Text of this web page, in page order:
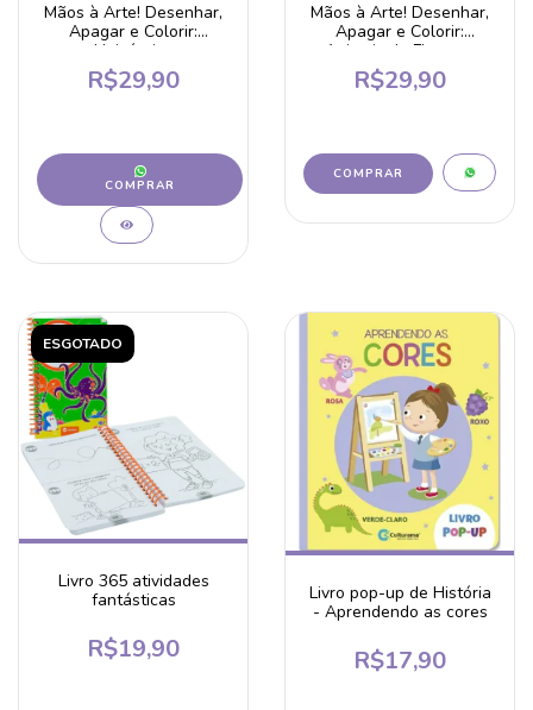
Mãos à Arte! Desenhar,
Apagar e Colorir:
Unicórnios
R$29,90
COMPRAR
Mãos à Arte! Desenhar,
Apagar e Colorir:
Animais da Floresta
R$29,90
ESGOTADO
Livro 365 atividades
fantásticas
R$19,90
Livro pop-up de História
- Aprendendo as cores
R$17,90